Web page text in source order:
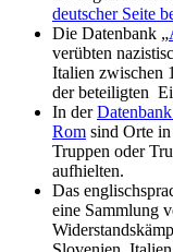
deutscher Seite
Die Datenbank „
verübten
Italien zwischen
der beteiligten
In der
Rom sind Orte
Truppen oder
aufhielten.
Das
eine Sammlung